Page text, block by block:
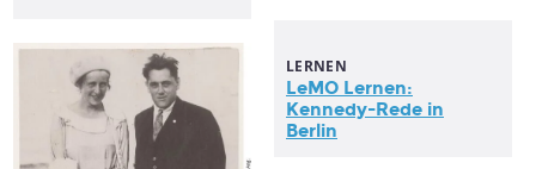
LERNEN
LeMO Lernen:
Kennedy-Rede in
Berlin